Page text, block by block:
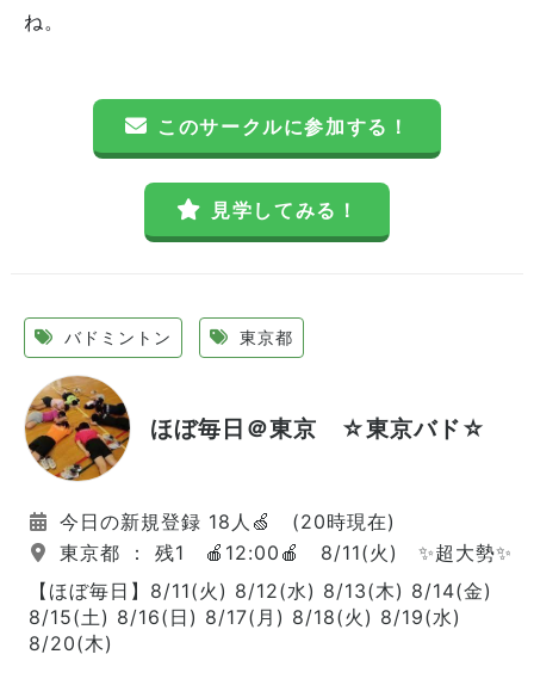
ね。
このサークルに参加する！
見学してみる！
バドミントン 東京都
ほぼ毎日＠東京 ☆東京バド☆
今日の新規登録 18人🍏 (20時現在)
東京都 ： 残1 🍎12:00🍎 8/11(火) ✨超大勢✨５
【ほぼ毎日】8/11(火) 8/12(水) 8/13(木) 8/14(金)
8/15(土) 8/16(日) 8/17(月) 8/18(火) 8/19(水)
8/20(木)